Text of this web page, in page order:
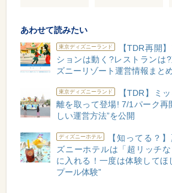
あわせて読みたい
東京ディズニーランド
【TDR再開
ションは動く?レストランは
ズニーリゾート運営情報まと
東京ディズニーランド
【TDR】ミ
離を取って登場! 7/1パーク再
しい運営方法”を公開
ディズニーホテル
【知ってる？
ズニーホテルは「超リッチな
に入れる！一度は体験してほ
プール体験”